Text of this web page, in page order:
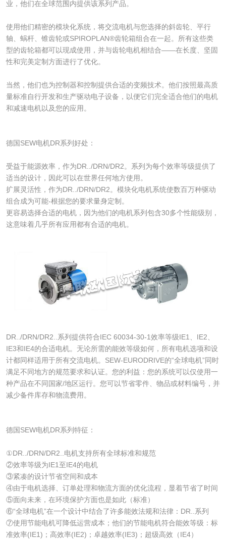
业，他们在全球范围内提供该系列产品。
使用他们精密的模块化系统，将交流电机与您选择的斜齿轮、平行
轴、蜗杆、锥齿轮或SPIROPLAN®齿轮箱组合在一起。所有这些类
型的齿轮箱都可以现成使用，并与齿轮电机相结合——在长度、坚固
性和完美定制方面进行了优化。
当然，他们也为控制器和控制提供合适的变频技术。他们按照最高质
量标准自行开发和生产驱动电子设备，以便它们完全适合他们的电机
和减速电机以及您的应用。
德国SEW电机DR系列好处：
受益于能源效率，作为DR../DRN/DR2。系列为每个效率等级提供了
适当的设计，因此可以在世界任何地方使用。
扩展灵活性，作为DR../DRN/DR2。模块化电机系统使数百万种驱动
组合成为可能-根据您的要求量身定制。
更容易选择合适的电机，因为他们的电机系列包含30多个性能级别，
这意味着几乎所有应用都有合适的电机。
DR../DRN/DR2..系列提供符合IEC 60034-30-1效率等级IE1、IE2、
IE3和IE4的合适电机。无论所需的能效等级如何，所有电机选项和设
计都同样适用于所有交流电机。SEW-EURODRIVE的“全球电机”同时
满足不同地方的规范要求和认证。您的利益：您的系统可以仅使用一
种产品在不同国家/地区运行。您可以节省零件、物品或材料编号，并
减少备件库存和物流费用。
德国SEW电机DR系列特征：
①DR../DRN/DR2..电机支持所有全球标准和规范
②效率等级为IE1至IE4的电机
③紧凑的设计节省空间和成本
④由于电机选择、订单处理和物流方面的优化流程，显着节省了时间
⑤面向未来，在环境保护方面也是如此（标准）
⑥“全球电机”在一个设计中结合了许多能效法规和法律：DR..系列
⑦使用节能电机可降低运营成本；他们的节能电机符合能效等级：标
准效率(IE1)；高效率(IE2)；卓越效率(IE3)；超级高效（IE4）